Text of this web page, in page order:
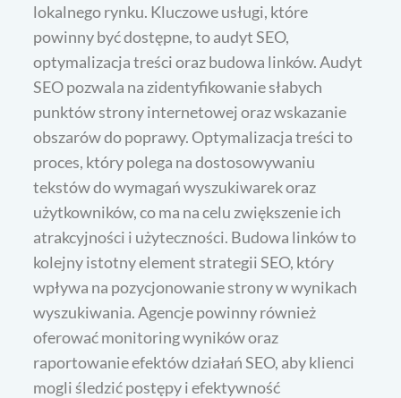
lokalnego rynku. Kluczowe usługi, które
powinny być dostępne, to audyt SEO,
optymalizacja treści oraz budowa linków. Audyt
SEO pozwala na zidentyfikowanie słabych
punktów strony internetowej oraz wskazanie
obszarów do poprawy. Optymalizacja treści to
proces, który polega na dostosowywaniu
tekstów do wymagań wyszukiwarek oraz
użytkowników, co ma na celu zwiększenie ich
atrakcyjności i użyteczności. Budowa linków to
kolejny istotny element strategii SEO, który
wpływa na pozycjonowanie strony w wynikach
wyszukiwania. Agencje powinny również
oferować monitoring wyników oraz
raportowanie efektów działań SEO, aby klienci
mogli śledzić postępy i efektywność